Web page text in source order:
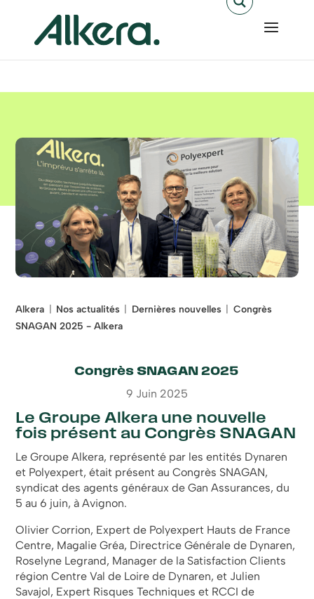
Alkera Nos actualités Dernières nouvelles
Congrès
SNAGAN 2025 - Alkera
Congrès SNAGAN 2025
9 Juin 2025
Le Groupe Alkera une nouvelle
fois présent au Congrès SNAGAN
Le Groupe Alkera, représenté par les entités Dynaren
et Polyexpert, était présent au Congrès SNAGAN,
syndicat des agents généraux deGan Assurances, du
5 au 6 juin, à Avignon.
Olivier Corrion, Expert de Polyexpert Hauts de France
Centre, Magalie Gréa, Directrice Générale de Dynaren,
Roselyne Legrand, Manager de la Satisfaction Clients
région Centre Val de Loire de Dynaren, et Julien
Savajol, Expert Risques Techniques et RCCI de